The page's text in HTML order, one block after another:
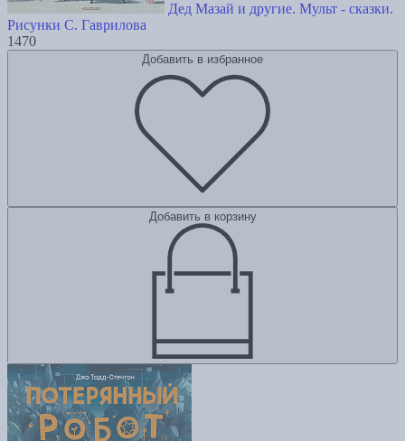
Дед Мазай и другие. Мульт - сказки.
Рисунки С. Гаврилова
1470
Добавить в избранное
Добавить в корзину